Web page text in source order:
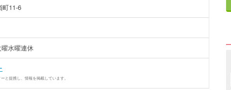
町11-6
水曜連休
と提携し、情報を掲載しています。